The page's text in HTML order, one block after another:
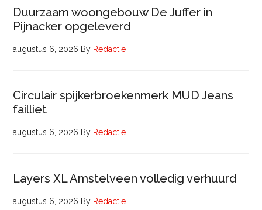
Duurzaam woongebouw De Juffer in
Pijnacker opgeleverd
augustus 6, 2026 By Redactie
Circulair spijkerbroekenmerk MUD Jeans
failliet
augustus 6, 2026 By Redactie
Layers XL Amstelveen volledig verhuurd
augustus 6, 2026 By Redactie